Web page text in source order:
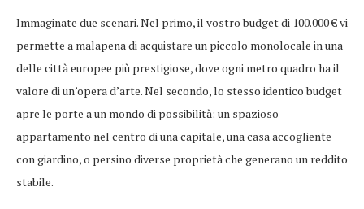
Immaginate due scenari. Nel primo, il vostro budget di 100.000 € vi
permette a malapena di acquistare un piccolo monolocale in una
delle città europee più prestigiose, dove ogni metro quadro ha il
valore di un’opera d’arte. Nel secondo, lo stesso identico budget
apre le porte a un mondo di possibilità: un spazioso
appartamento nel centro di una capitale, una casa accogliente
con giardino, o persino diverse proprietà che generano un reddito
stabile.